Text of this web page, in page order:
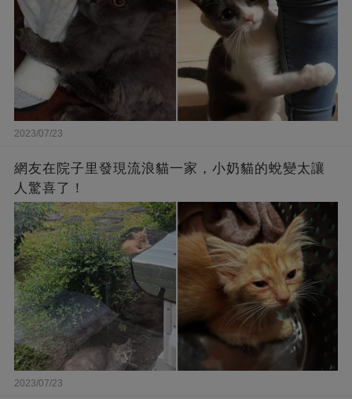
2023/07/23
網友在院子里發現流浪貓一家，小奶貓的蛻變太讓
人驚喜了！
2023/07/23